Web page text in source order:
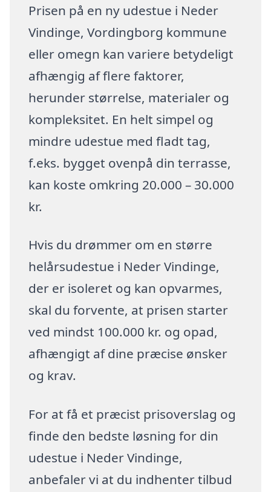
Prisen på en ny udestue i Neder
Vindinge, Vordingborg kommune
eller omegn kan variere betydeligt
afhængig af flere faktorer,
herunder størrelse, materialer og
kompleksitet. En helt simpel og
mindre udestue med fladt tag,
f.eks. bygget ovenpå din terrasse,
kan koste omkring 20.000 – 30.000
kr.
Hvis du drømmer om en større
helårsudestue i Neder Vindinge,
der er isoleret og kan opvarmes,
skal du forvente, at prisen starter
ved mindst 100.000 kr. og opad,
afhængigt af dine præcise ønsker
og krav.
For at få et præcist prisoverslag og
finde den bedste løsning for din
udestue i Neder Vindinge,
anbefaler vi at du indhenter tilbud